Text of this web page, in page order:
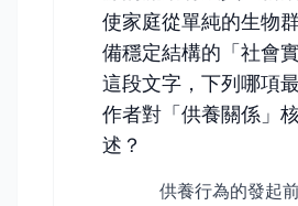
使家庭從單純的生物
備穩定結構的「社會
這段文字，下列哪項
作者對「供養關係」
述？
供養行為的發起